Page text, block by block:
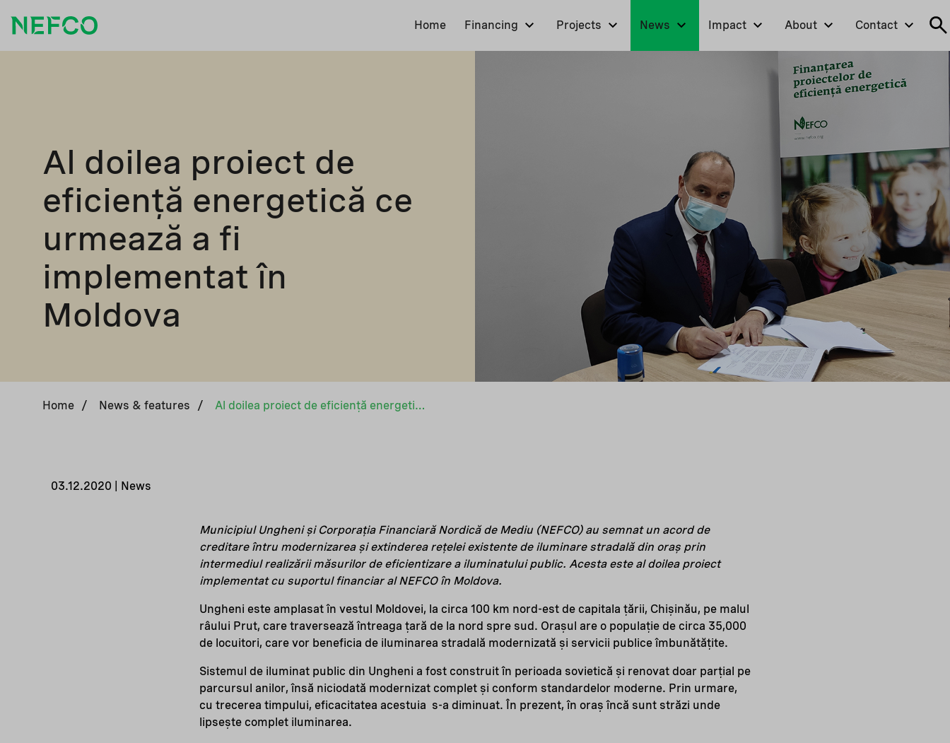
Home Financing Projects News Impact About Contact
Al doilea proiect de
eficiență energetică ce
urmează a fi
implementat în
Moldova
Home / News & features / Al doilea proiect de eficiență energetică ce urmează a fi implementat în Moldova
03.12.2020 | News
Municipiul Ungheni și Corporația Financiară Nordică de Mediu (NEFCO) au semnat un acord de
creditare întru modernizarea și extinderea rețelei existente de iluminare stradală din oraș prin
intermediul realizării măsurilor de eficientizare a iluminatului public. Acesta este al doilea proiect
implementat cu suportul financiar al NEFCO în Moldova.
Ungheni este amplasat în vestul Moldovei, la circa 100 km nord-est de capitala țării, Chișinău, pe malul
râului Prut, care traversează întreaga țară de la nord spre sud. Orașul are o populație de circa 35,000
de locuitori, care vor beneficia de iluminarea stradală modernizată și servicii publice îmbunătățite.
Sistemul de iluminat public din Ungheni a fost construit în perioada sovietică și renovat doar parțial pe
parcursul anilor, însă niciodată modernizat complet și conform standardelor moderne. Prin urmare,
cu trecerea timpului, eficacitatea acestuia s-a diminuat. În prezent, în oraș încă sunt străzi unde
lipsește complet iluminarea.